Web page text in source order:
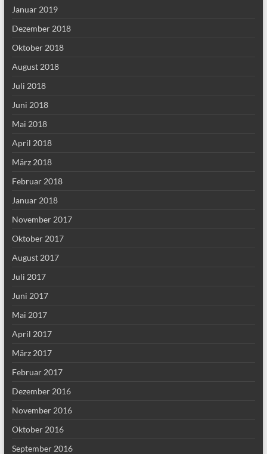
Januar 2019
Dezember 2018
Oktober 2018
August 2018
Juli 2018
Juni 2018
Mai 2018
April 2018
März 2018
Februar 2018
Januar 2018
November 2017
Oktober 2017
August 2017
Juli 2017
Juni 2017
Mai 2017
April 2017
März 2017
Februar 2017
Dezember 2016
November 2016
Oktober 2016
September 2016